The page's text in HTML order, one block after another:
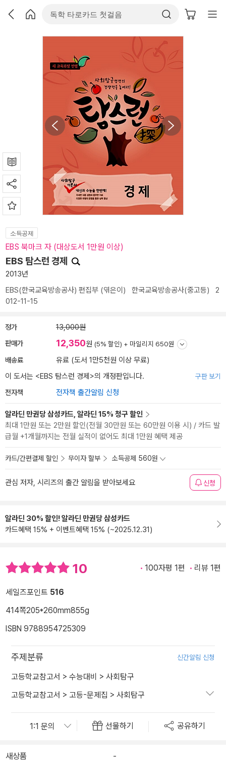
소득공제
EBS 북마크 자 (대상도서 1만원 이상)
EBS 탐스런 경제
2013년
EBS(한국교육방송공사) 편집부 (엮은이) 한국교육방송공사(중고등) 2
012-11-15
정가 13,000원
판매가 12,350원 (5% 할인) + 마일리지 650원
배송료
유료 (도서 1만5천원 이상 무료)
이 도서는 <EBS 탐스런 경제 >의 개정판입니다. 구판 보기
전자책 전자책 출간알림 신청
알라딘 만권당 삼성카드, 알라딘 15% 청구 할인
최대 1만원 또는 2만원 할인(전월 30만원 또는 60만원 이용 시) / 카드 발
급월 +1개월까지는 전월 실적이 없어도 최대 1만원 혜택 제공
카드/간편결제 할인 무이자 할부 소득공제 560원
관심 저자, 시리즈의 출간 알림을 받아보세요 신청
알라딘 30% 할인! 알라딘 만권당 삼성카드
카드혜택 15% + 이벤트혜택 15% (~2025.12.31)
10 100자평 1편 리뷰 1편
세일즈포인트 516
414쪽205*260mm855g
ISBN 9788954725309
주제분류 신간알림 신청
고등학교참고서 > 수능대비 > 사회탐구
고등학교참고서 > 고등-문제집 > 사회탐구
선물하기 공유하기
새상품
-